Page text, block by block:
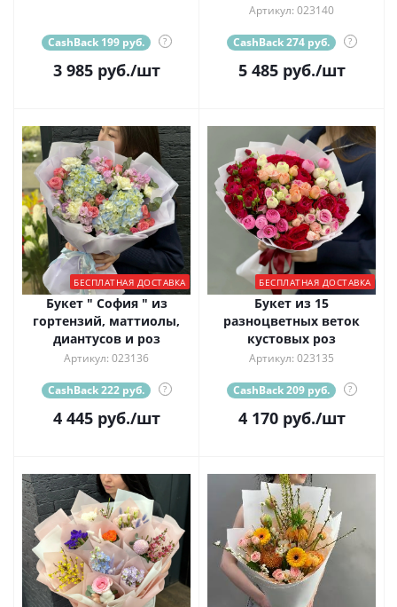
CashBack 199 руб. ?
3 985руб./шт
Артикул: 023140
CashBack 274 руб. ?
5 485руб./шт
БЕСПЛАТНАЯ ДОСТАВКА
Букет " София " из
гортензий, маттиолы,
диантусов и роз
Артикул: 023136
CashBack 222 руб. ?
4 445руб./шт
БЕСПЛАТНАЯ ДОСТАВКА
Букет из 15
разноцветных веток
кустовых роз
Артикул: 023135
CashBack 209 руб. ?
4 170руб./шт